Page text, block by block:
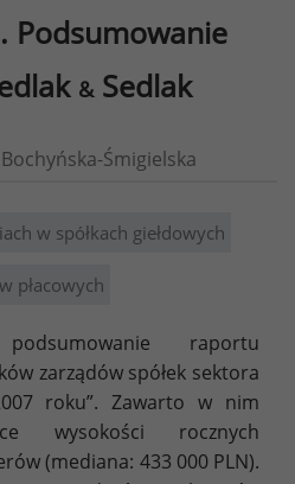
Podsumowanie
&Sedlak
Bochyńska-Śmigielska
w spółkach giełdowych
płacowych
raportu
zarządów spółek sektora
roku”. Zawarto w nim
wysokości rocznych
(mediana: 433 000 PLN).